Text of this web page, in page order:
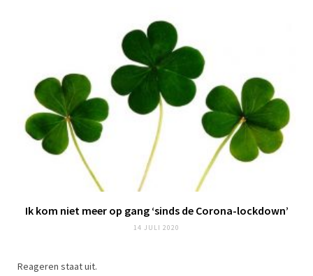
Ik kom niet meer op gang ‘sinds de Corona-lockdown’
14 JULI 2020
Reageren staat uit.